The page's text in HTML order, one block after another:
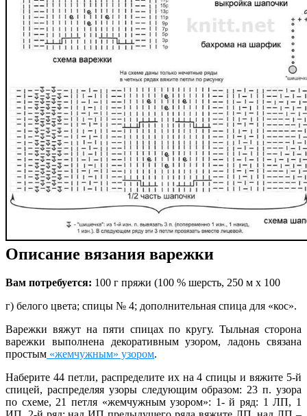
Описание вязания варежки
Вам потребуется: 100 г пряжи (100 % шерсть, 250 м х 100
г) белого цвета; спицы № 4; дополнительная спица для «кос».
Варежки вяжут на пяти спицах по кругу. Тыльная сторона
варежки выполнена декоративным узором, ладонь связана
простым «жемчужным» узором.
Наберите 44 петли, распределите их на 4 спицы и вяжите 5-й
спицей, распределяя узоры следующим образом: 23 п. узора
по схеме, 21 петля «жемчужным узором»: 1- й ряд: 1 ЛП, 1